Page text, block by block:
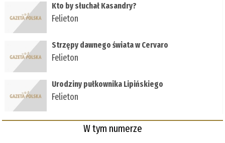
Kto by słuchał Kasandry?
Felieton
Strzępy dawnego świata w Cervaro
Felieton
Urodziny pułkownika Lipińskiego
Felieton
W tym numerze